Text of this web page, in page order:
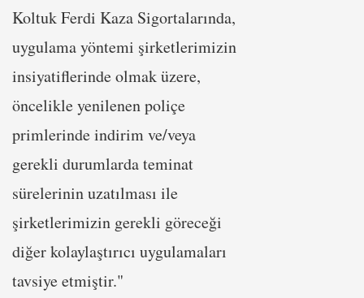
Koltuk Ferdi Kaza Sigortalarında,
uygulama yöntemi şirketlerimizin
insiyatiflerinde olmak üzere,
öncelikle yenilenen poliçe
primlerinde indirim ve/veya
gerekli durumlarda teminat
sürelerinin uzatılması ile
şirketlerimizin gerekli göreceği
diğer kolaylaştırıcı uygulamaları
tavsiye etmiştir."